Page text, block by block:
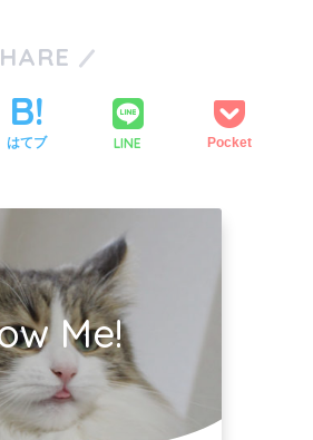
はてブ LINE Pocket
Me!